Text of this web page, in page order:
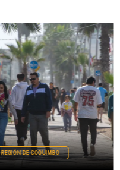
REGIÓN DE COQUIMBO